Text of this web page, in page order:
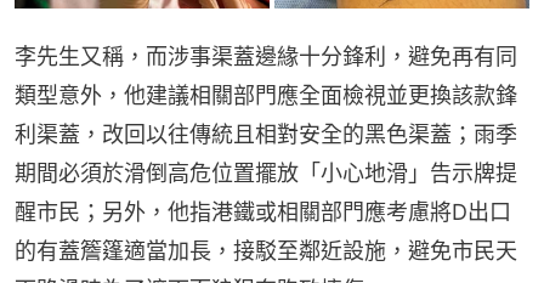
李先生又稱，而涉事渠蓋邊緣十分鋒利，避免再有同
類型意外，他建議相關部門應全面檢視並更換該款鋒
利渠蓋，改回以往傳統且相對安全的黑色渠蓋；雨季
期間必須於滑倒高危位置擺放「小心地滑」告示牌提
醒市民；另外，他指港鐵或相關部門應考慮將D出口
的有蓋簷篷適當加長，接駁至鄰近設施，避免市民天